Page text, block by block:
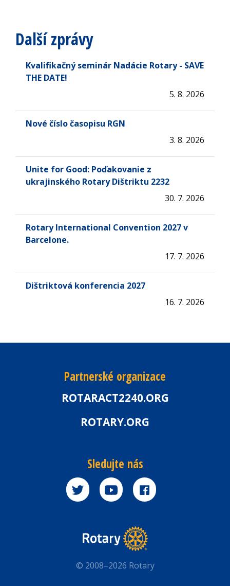
Další zprávy
Kvalifikačný seminár Nadácie Rotary - SAVE
THE DATE!
5. 8. 2026
Nové číslo časopisu RGN
3. 8. 2026
Unite for Good: Poďakovanie z
ukrajinského Rotary Dištriktu 2232
30. 7. 2026
Rotary International Convention 2027 v
Barcelone.
17. 7. 2026
Dištriktová konferencia 2027
16. 7. 2026
Partnerské organizace
ROTARACT2240.ORG
ROTARY.ORG
Sledujte nás
© 2008–2026 Rotary